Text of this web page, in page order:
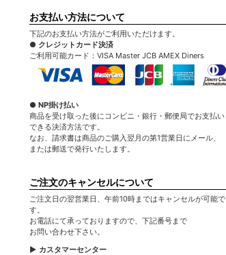
お支払い方法について
下記のお支払い方法がご利用いただけます。
● クレジットカード決済
ご利用可能カード：VISA Master JCB AMEX Diners
● NP掛け払い
商品を受け取った後にコンビニ・銀行・郵便局でお支払い
できる決済方法です。
なお、請求書は商品のご購入翌月の第1営業日にメール、
または郵送で発行いたします。
ご注文のキャンセルについて
ご注文日の翌営業日、午前10時まではキャンセルが可能で
す。
お電話にて承っておりますので、下記番号まで
お問い合わせ下さい。
▶ カスタマーセンター